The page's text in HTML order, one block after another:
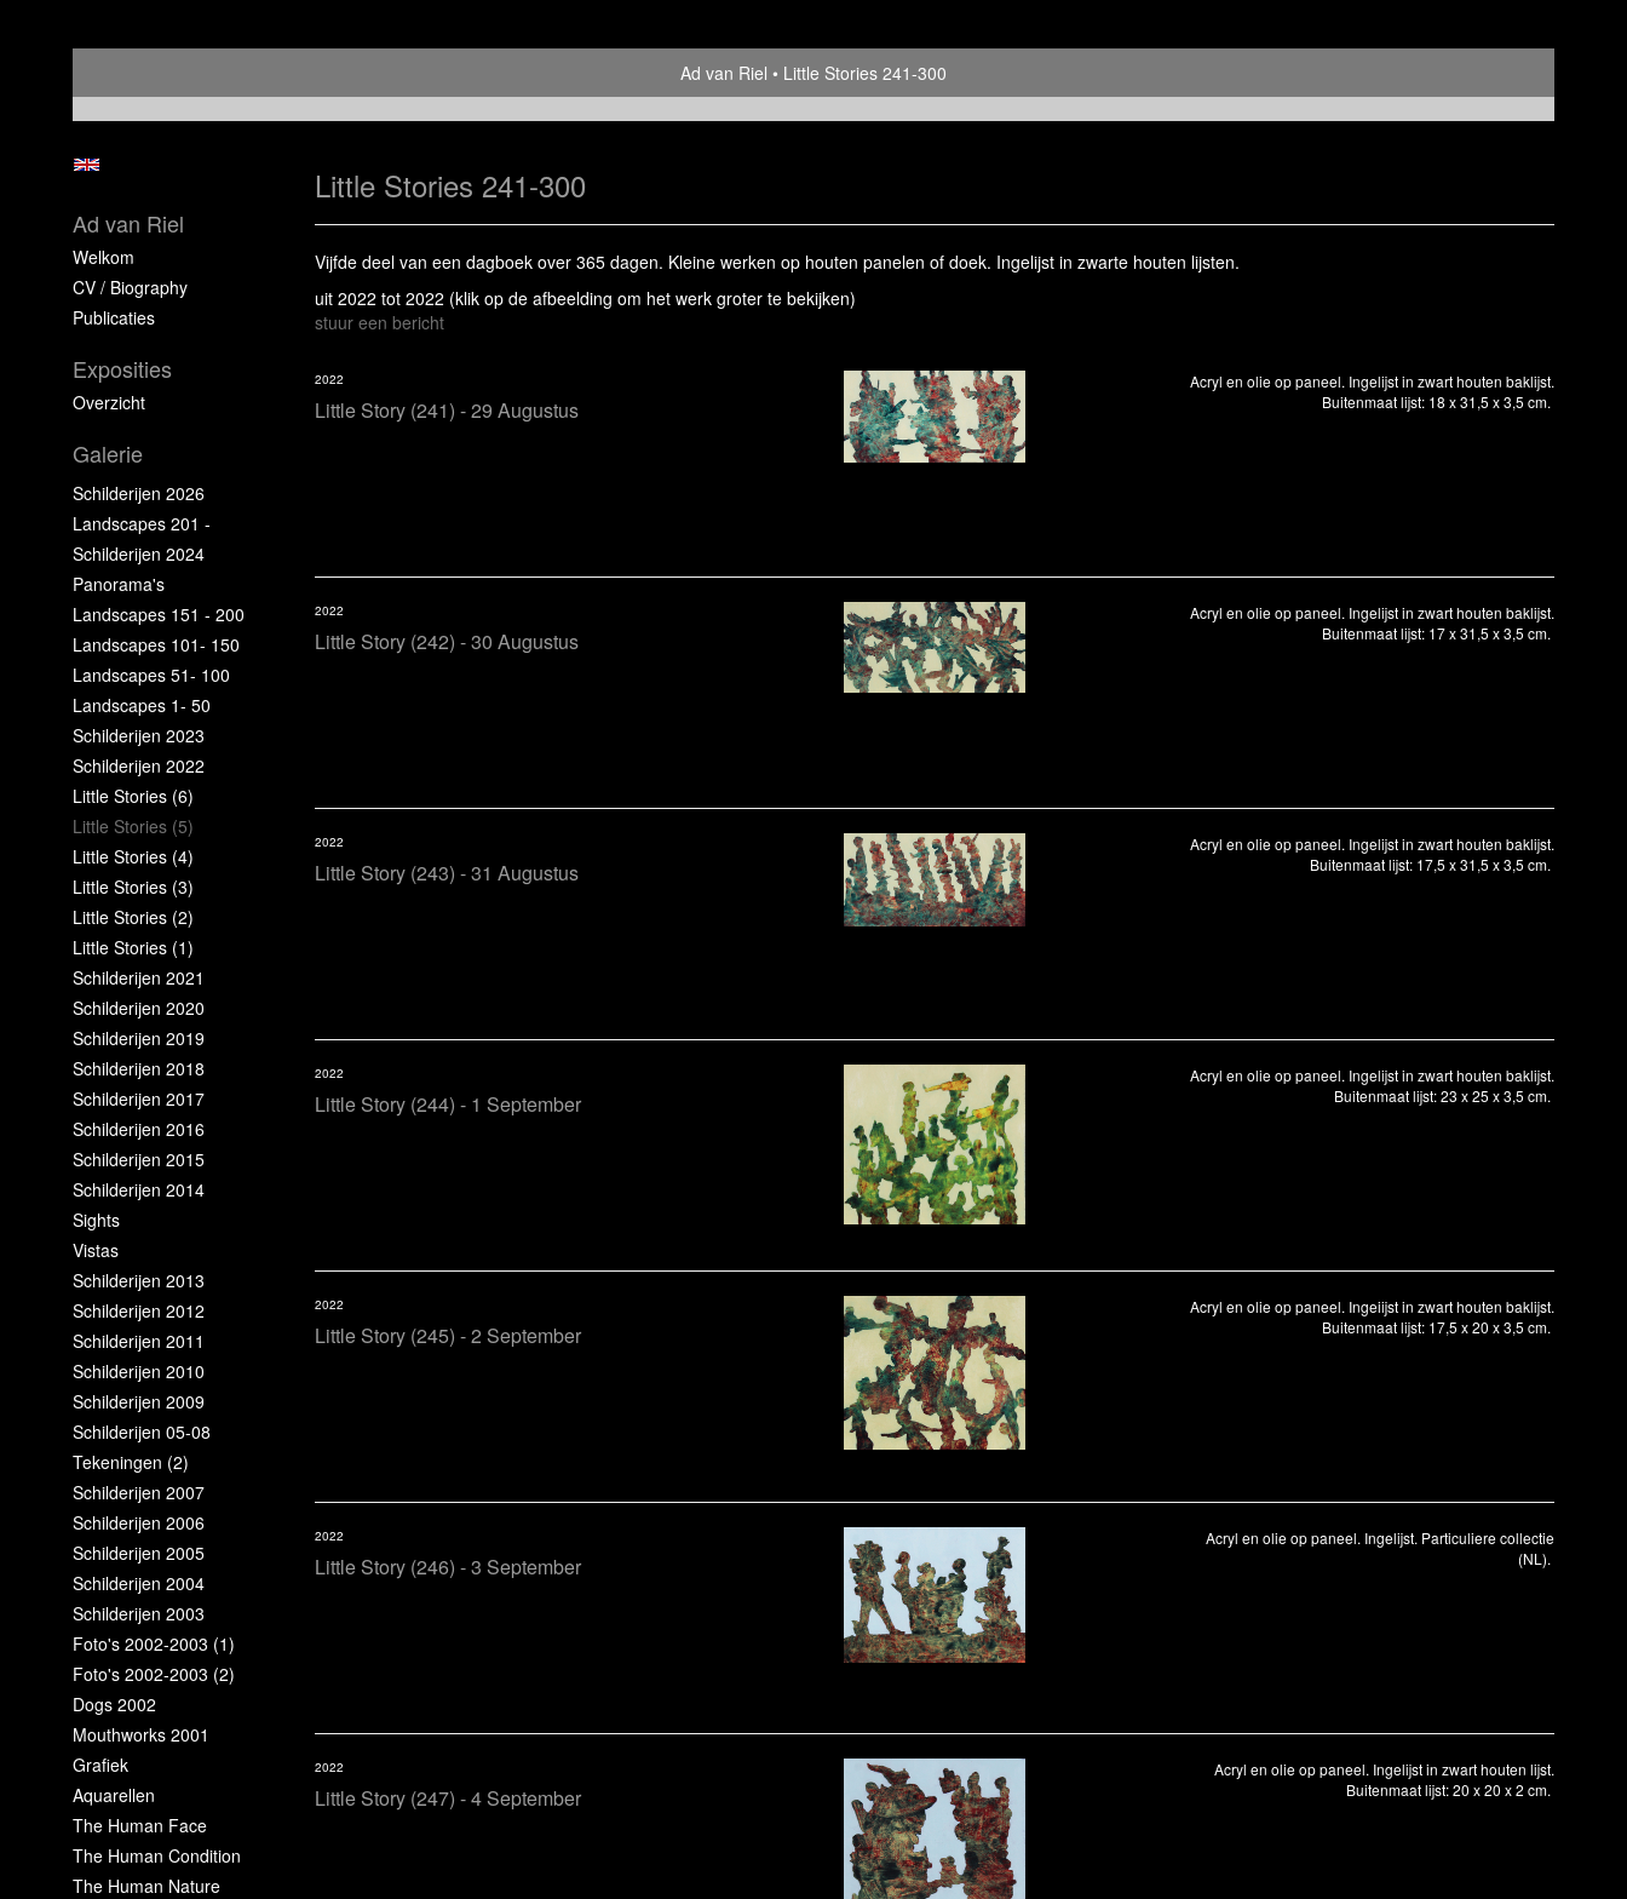
Ad van Riel Little Stories 241-300
Little Stories 241-300
Vijfde deel van een dagboek over 365 dagen. Kleine werken op houten panelen of doek. Ingelijst in zwarte houten lijsten.
uit 2022 tot 2022 (klik op de afbeelding om het werk groter te bekijken)
stuur een bericht
Little Story (241) - 29 Augustus
2022
Acryl en olie op paneel. Ingelijst in zwart houten baklijst.
Buitenmaat lijst: 18 x 31,5 x 3,5 cm.
Little Story (242) - 30 Augustus
2022
Acryl en olie op paneel. Ingelijst in zwart houten baklijst.
Buitenmaat lijst: 17 x 31,5 x 3,5 cm.
Little Story (243) - 31 Augustus
2022
Acryl en olie op paneel. Ingelijst in zwart houten baklijst.
Buitenmaat lijst: 17,5 x 31,5 x 3,5 cm.
Little Story (244) - 1 September
2022
Acryl en olie op paneel. Ingelijst in zwart houten baklijst.
Buitenmaat lijst: 23 x 25 x 3,5 cm.
Little Story (245) - 2 September
2022
Acryl en olie op paneel. Ingeiijst in zwart houten baklijst.
Buitenmaat lijst: 17,5 x 20 x 3,5 cm.
Little Story (246) - 3 September
2022
Acryl en olie op paneel. Ingelijst. Particuliere collectie
(NL).
Little Story (247) - 4 September
2022
Acryl en olie op paneel. Ingelijst in zwart houten lijst.
Buitenmaat lijst: 20 x 20 x 2 cm.
Ad van Riel
Welkom
CV / Biography
Publicaties
Exposities
Overzicht
Galerie
Schilderijen 2026
Landscapes 201 -
Schilderijen 2024
Panorama's
Landscapes 151 - 200
Landscapes 101- 150
Landscapes 51- 100
Landscapes 1- 50
Schilderijen 2023
Schilderijen 2022
Little Stories (6)
Little Stories (5)
Little Stories (4)
Little Stories (3)
Little Stories (2)
Little Stories (1)
Schilderijen 2021
Schilderijen 2020
Schilderijen 2019
Schilderijen 2018
Schilderijen 2017
Schilderijen 2016
Schilderijen 2015
Schilderijen 2014
Sights
Vistas
Schilderijen 2013
Schilderijen 2012
Schilderijen 2011
Schilderijen 2010
Schilderijen 2009
Schilderijen 05-08
Tekeningen (2)
Schilderijen 2007
Schilderijen 2006
Schilderijen 2005
Schilderijen 2004
Schilderijen 2003
Foto's 2002-2003 (1)
Foto's 2002-2003 (2)
Dogs 2002
Mouthworks 2001
Grafiek
Aquarellen
The Human Face
The Human Condition
The Human Nature